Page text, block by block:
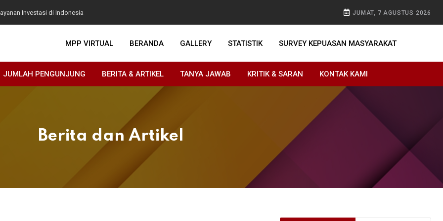
Investasi di Indonesia JUMAT, 7 AGUSTUS 2026
MPP VIRTUAL BERANDA GALLERY STATISTIK SURVEY KEPUASAN MASYARAKAT
JUMLAH PENGUNJUNG BERITA & ARTIKEL TANYA JAWAB KRITIK & SARAN KONTAK KAMI
Berita dan Artikel